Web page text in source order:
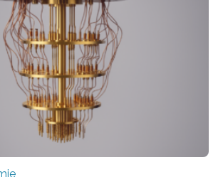
Quantentheorie, die dieses Jahr 100
ist, weshalb die UNESCO 2025 zum
der Quantenwissenschaft und -
hat. Doch nun hat eine
um den